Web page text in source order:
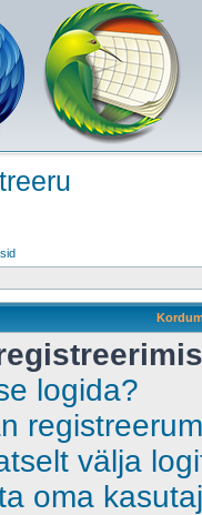
logida?
välja
oma